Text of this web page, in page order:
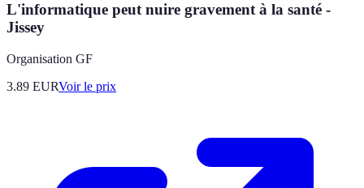
L'informatique peut nuire gravement à la santé -
Jissey
Organisation GF
3.89 EURVoir le prix